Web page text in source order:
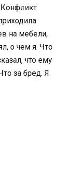
на мебели,
о чем я. Что
что ему
за бред. Я